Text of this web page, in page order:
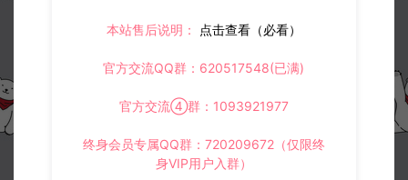
本站售后说明： 点击查看（必看）
官方交流QQ群：620517548(已满)
官方交流④群：1093921977
终身会员专属QQ群：720209672（仅限终
身VIP用户入群）